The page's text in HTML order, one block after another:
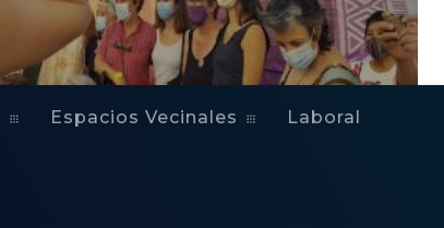
Espacios Vecinales Laboral